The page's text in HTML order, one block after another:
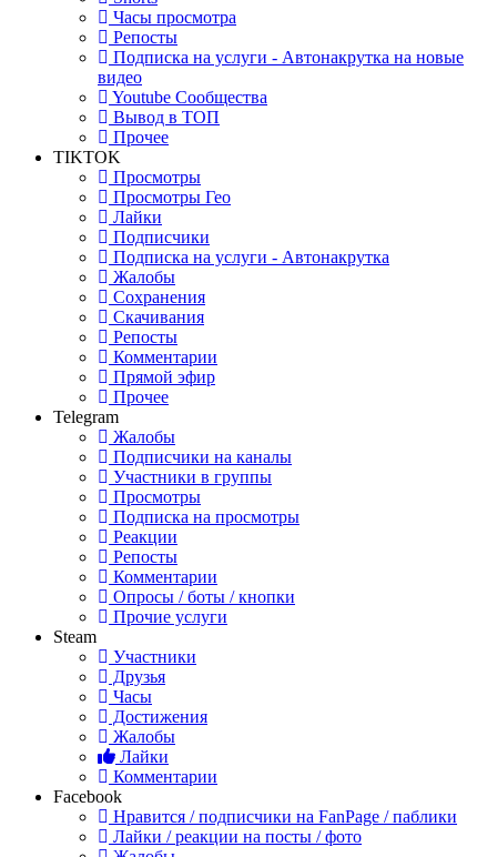
Часы просмотра
Репосты
Подписка на услуги - Автонакрутка на новые
видео
Youtube Сообщества
Вывод в ТОП
Прочее
TIKTOK
Просмотры
Просмотры Гео
Лайки
Подписчики
Подписка на услуги - Автонакрутка
Жалобы
Сохранения
Скачивания
Репосты
Комментарии
Прямой эфир
Прочее
Telegram
Жалобы
Подписчики на каналы
Участники в группы
Просмотры
Подписка на просмотры
Реакции
Репосты
Комментарии
Опросы / боты / кнопки
Прочие услуги
Steam
Участники
Друзья
Часы
Достижения
Жалобы
Лайки
Комментарии
Facebook
Нравится / подписчики на FanPage / паблики
Лайки / реакции на посты / фото